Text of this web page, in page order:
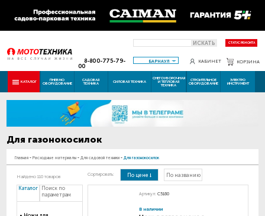
ИСКАТЬ СТАТУС РЕМОНТА
8-800-775-79-
00
БАРНАУЛ КАБИНЕТ КОРЗИНА
КАТАЛОГ ПНЕВМО
ОБОРУДОВАНИЕ
САДОВАЯ
ТЕХНИКА СИЛОВАЯ ТЕХНИКА
СНЕГОУБОРОЧНАЯ
И ТЕПЛОВАЯ
ТЕХНИКА
СТРОИТЕЛЬНОЕ
ОБОРУДОВАНИЕ
ЭЛЕКТРО
ИНСТРУМЕНТ
Для газонокосилок
Главная - Расходные материалы - Для садовой техники - Для газонокосилок
Найдено 110 товаров
Каталог
Поиск по
параметрам
Сортировать: По цене По названию
Артикул: C5180
В наличии